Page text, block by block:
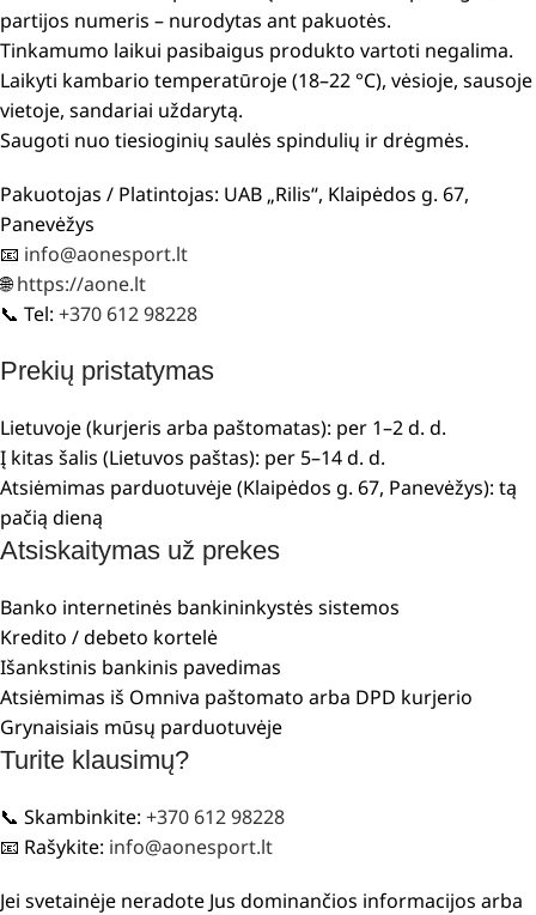
partijos numeris – nurodytas ant pakuotės.
Tinkamumo laikui pasibaigus produkto vartoti negalima.
Laikyti kambario temperatūroje (18–22 °C), vėsioje, sausoje
vietoje, sandariai uždarytą.
Saugoti nuo tiesioginių saulės spindulių ir drėgmės.
Pakuotojas / Platintojas: UAB „Rilis“, Klaipėdos g. 67,
Panevėžys
📧 info@aonesport.lt
🌐https://aone.lt
📞 Tel: +370 612 98228
Prekių pristatymas
Lietuvoje (kurjeris arba paštomatas): per 1–2 d. d.
Į kitas šalis (Lietuvos paštas): per 5–14 d. d.
Atsiėmimas parduotuvėje (Klaipėdos g. 67, Panevėžys): tą
pačią dieną
Atsiskaitymas už prekes
Banko internetinės bankininkystės sistemos
Kredito / debeto kortelė
Išankstinis bankinis pavedimas
Atsiėmimas iš Omniva paštomato arba DPD kurjerio
Grynaisiais mūsų parduotuvėje
Turite klausimų?
📞 Skambinkite: +370 612 98228
📧 Rašykite: info@aonesport.lt
Jei svetainėje neradote Jus dominančios informacijos arba